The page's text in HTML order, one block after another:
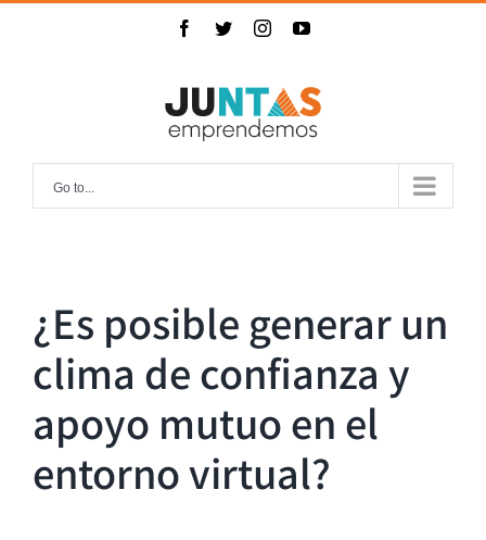
Facebook
TwitterInstagramYouTube
Go to...
¿Es posible generar un
clima de confianza y
apoyo mutuo en el
entorno virtual?